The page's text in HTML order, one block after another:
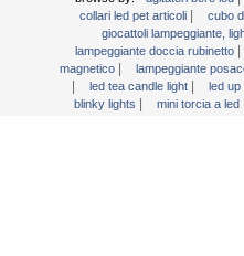
Luce bacchette
Martini Blinky Lights
Mini torcia a LED
Orecchini lampeggiante
collari led pet articoli | cubo
giocattoli lampeggiante,
lampeggiante doccia rubinetto |
magnetico | lampeggiante
| led tea candle light | led up
blinky lights | mini torcia a led